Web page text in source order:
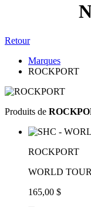
Retour
Marques
ROCKPORT
Produits de
ROCKPORT
WORLD TOUR
165,00 $